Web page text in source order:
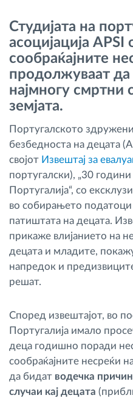
Контрола на пристап
Управување со
Планирање и
Автоматска
Откријте ги сите
Како ја решаваме
Калкулатор за
Студијата на
асоцијација APSI
сообраќајните
продолжуваат да
најмногу смртни
земјата.
Португалското
безбедноста на децата
својот Извештај за
португалски), „30
Португалија“, со
во собирањето податоци
патиштата на децата.
прикаже влијанието на
децата и младите,
напредок и
решат.
Според извештајот, во
Португалија имало
деца годишно поради
сообраќајните несреќи
да бидат водечка
случаи кај децата